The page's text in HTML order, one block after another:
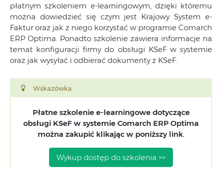
płatnym szkoleniem e-learningowym, dzięki któremu
można dowiedzieć się czym jest Krajowy System e-
Faktur oraz jak z niego korzystać w programie Comarch
ERP Optima. Ponadto szkolenie zawiera informacje na
temat konfiguracji firmy do obsługi KSeF w systemie
oraz jak wysyłać i odbierać dokumenty z KSeF.
Wskazówka
Płatne szkolenie e-learningowe dotyczące
obsługi KSeF w systemie Comarch ERP Optima
można zakupić klikając w poniższy link.
Wykup dostęp do szkolenia >>